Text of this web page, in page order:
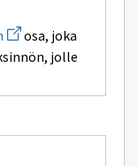
Avaa
uuden
ikkunan
osa, joka
jolle